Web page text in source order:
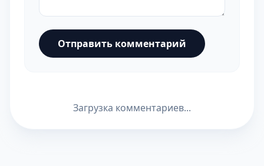
Отправить комментарий
Загрузка комментариев...